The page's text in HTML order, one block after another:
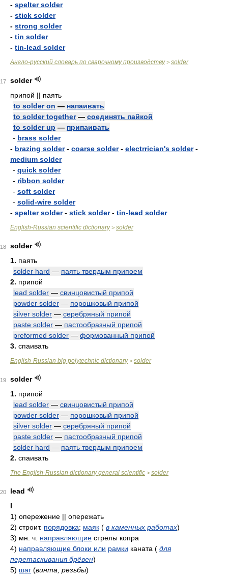
- spelter solder
- stick solder
- strong solder
- tin solder
- tin-lead solder
Англо-русский словарь по сварочному производству> solder
17
solder
припой || паять
to solder on — напаивать
to solder together— соединять пайкой
to solder up — припаивать
- brass solder
- brazing solder- coarse solder- electrrician's solder-
medium solder
- quick solder
- ribbon solder
- soft solder
- solid-wire solder
- spelter solder- stick solder- tin-lead solder
English-Russian scientific dictionary> solder
18
solder
1. паять
solder hard — паять твердым припоем
2. припой
lead solder — свинцовистый припой
powder solder — порошковый припой
silver solder — серебряный припой
paste solder — пастообразный припой
preformed solder — формованный припой
3. спаивать
English-Russian big polytechnic dictionary> solder
19
solder
1. припой
lead solder — свинцовистый припой
powder solder — порошковый припой
silver solder — серебряный припой
paste solder — пастообразный припой
solder hard — паять твердым припоем
2. спаивать
The English-Russian dictionary general scientific > solder
20
lead
I
1) опережение || опережать
2) строит. порядовка; маяк ( в каменных работах)
3) мн. ч. направляющие стрелы копра
4) направляющие блоки или рамки каната ( для
перетаскивания брёвен)
5) шаг (винта, резьбы)